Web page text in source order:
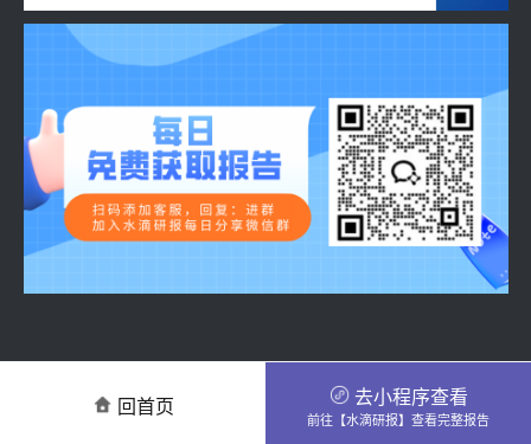
回首页 去小程序查看
前往【水滴研报】查看完整报告